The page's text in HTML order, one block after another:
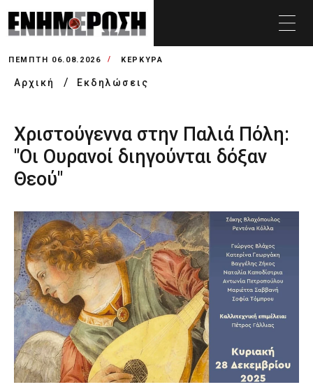
ΠΈΜΠΤΗ 06.08.2026 ΚΕΡΚΥΡΑ
Αρχική Εκδηλώσεις
Χριστούγεννα στην Παλιά Πόλη:
"Οι Ουρανοί διηγούνται δόξαν
Θεού"